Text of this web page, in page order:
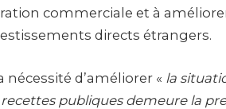
commerciale et à
directs étrangers.
nécessité d’améliorer « la
publiques demeure la